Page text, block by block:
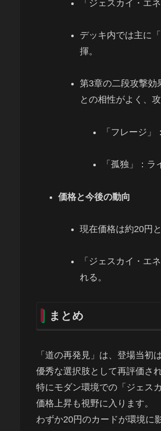
「ジェスカイ・エ
デッキ内では主に
揮。
第3章の二段攻撃効
との相性がよく、
「フレージ
「孤独」：
価格と今後の動向
現在価格は約20円
「ジェスカイ・エ
れる。
まとめ
「道の再発見」は、登場当
優秀な選択肢として再評価さ
特にモダン環境での「ジェス
価格上昇も視野に入ります。
わずか20円のカードが環境に